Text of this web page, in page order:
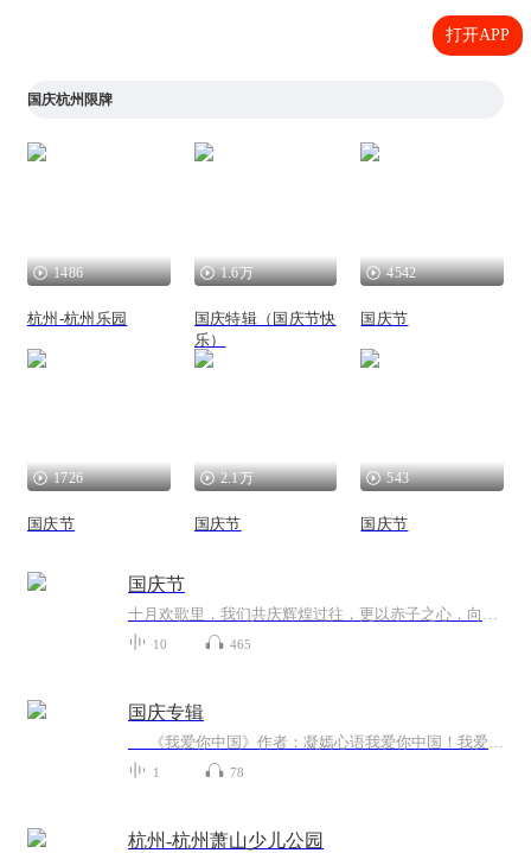
打开APP
国庆杭州限牌
1486
杭州-杭州乐园
1.6万
国庆特辑（国庆节快
乐）
4542
国庆节
1726
国庆节
2.1万
国庆节
543
国庆节
国庆节
十月欢歌里，我们共庆辉煌过往，更以赤子之心，向未来书写滚烫的誓言——这盛世，值得我们以热爱相拥。
10 465
国庆专辑
《我爱你中国》作者：凝嫣心语我爱你中国！我爱你春天蓬勃的秧苗；我爱你秋日金黄的硕果。我爱你中国！我爱你青松气质，我爱你红梅品格！我爱你家乡的甜蔗好像乳汁滋润着我的心窝。我爱你中国，我要把最美的歌儿献给你，我的母亲我的祖国。我爱你中国，我爱...
1 78
杭州-杭州萧山少儿公园